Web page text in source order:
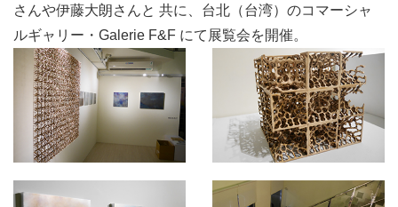
さんや伊藤大朗さんと 共に、台北（台湾）のコマーシャ
ルギャリー・Galerie F&F にて展覧会を開催。